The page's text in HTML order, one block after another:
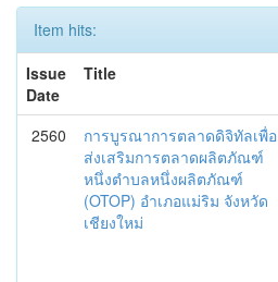
Item hits:
Issue
Date
Title
2560
การบูรณาการตลาดดิจิทัลเพื่อ
ส่งเสริมการตลาดผลิตภัณฑ์
หนึ่งตำบลหนึ่งผลิตภัณฑ์
(OTOP) อำเภอแม่ริม จังหวัด
เชียงใหม่